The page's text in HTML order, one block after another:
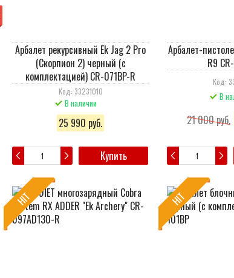
Арбалет рекурсивный Ek Jag 2 Pro
(Скорпион 2) черный (c
комплектацией) CR-071BP-R
Код: 33231010
В наличии
25 990 руб.
Купить
Арбалет-
R9
Код:
В
21 000 руб.
HIT HIT